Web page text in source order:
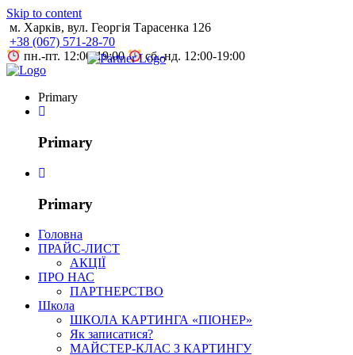
Skip to content
м. Харків, вул. Георгія Тарасенка 126
+38 (067) 571-28-70
пн.-пт. 12:00-19:00
сб.-нд. 12:00-19:00
Primary
Primary
Primary
Головна
ПРАЙС-ЛИСТ
АКЦІЇ
ПРО НАС
ПАРТНЕРСТВО
Школа
ШКОЛА КАРТИНГА «ПІОНЕР»
Як записатися?
МАЙСТЕР-КЛАС З КАРТИНГУ